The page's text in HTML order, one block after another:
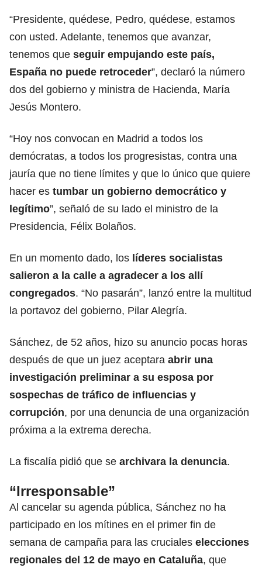
“Presidente, quédese, Pedro, quédese, estamos
con usted. Adelante, tenemos que avanzar,
tenemos que seguir empujando este país,
España no puede retroceder”, declaró la número
dos del gobierno y ministra de Hacienda, María
Jesús Montero.
“Hoy nos convocan en Madrid a todos los
demócratas, a todos los progresistas, contra una
jauría que no tiene límites y que lo único que quiere
hacer es tumbar un gobierno democrático y
legítimo”, señaló de su lado el ministro de la
Presidencia, Félix Bolaños.
En un momento dado, los líderes socialistas
salieron a la calle a agradecer a los allí
congregados. “No pasarán”, lanzó entre la multitud
la portavoz del gobierno, Pilar Alegría.
Sánchez, de 52 años, hizo su anuncio pocas horas
después de que un juez aceptara abrir una
investigación preliminar a su esposa por
sospechas de tráfico de influencias y
corrupción, por una denuncia de una organización
próxima a la extrema derecha.
La fiscalía pidió que se archivara la denuncia.
“Irresponsable”
Al cancelar su agenda pública, Sánchez no ha
participado en los mítines en el primer fin de
semana de campaña para las cruciales elecciones
regionales del 12 de mayo en Cataluña, que